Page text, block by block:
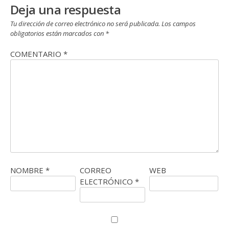
Deja una respuesta
Tu dirección de correo electrónico no será publicada. Los campos
obligatorios están marcados con *
COMENTARIO *
NOMBRE *
CORREO
ELECTRÓNICO *
WEB